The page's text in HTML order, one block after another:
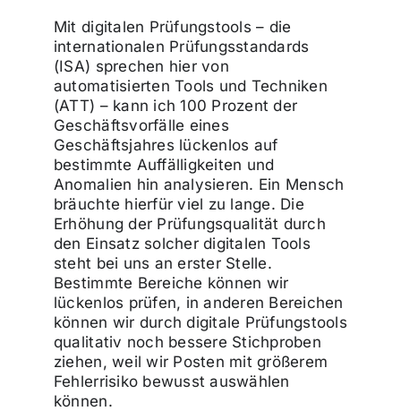
Mit digitalen Prüfungstools – die
internationalen Prüfungsstandards
(ISA) sprechen hier von
automatisierten Tools und Techniken
(ATT) – kann ich 100 Prozent der
Geschäftsvorfälle eines
Geschäftsjahres lückenlos auf
bestimmte Auffälligkeiten und
Anomalien hin analysieren. Ein Mensch
bräuchte hierfür viel zu lange. Die
Erhöhung der Prüfungsqualität durch
den Einsatz solcher digitalen Tools
steht bei uns an erster Stelle.
Bestimmte Bereiche können wir
lückenlos prüfen, in anderen Bereichen
können wir durch digitale Prüfungstools
qualitativ noch bessere Stichproben
ziehen, weil wir Posten mit größerem
Fehlerrisiko bewusst auswählen
können.